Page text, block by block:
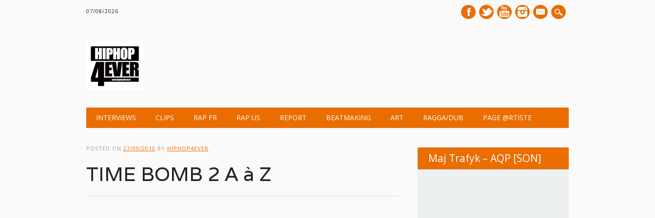
07/08/2026
mail
Main menu
INTERVIEWS CLIPS RAP FR RAP US REPORT BEATMAKING ART RAGGA/DUB PAGE @RTISTE
POSTED ON 27/09/2010 BY HIPHOP4EVER
TIME BOMB 2 A à Z
Maj Trafyk – AQP [SON]